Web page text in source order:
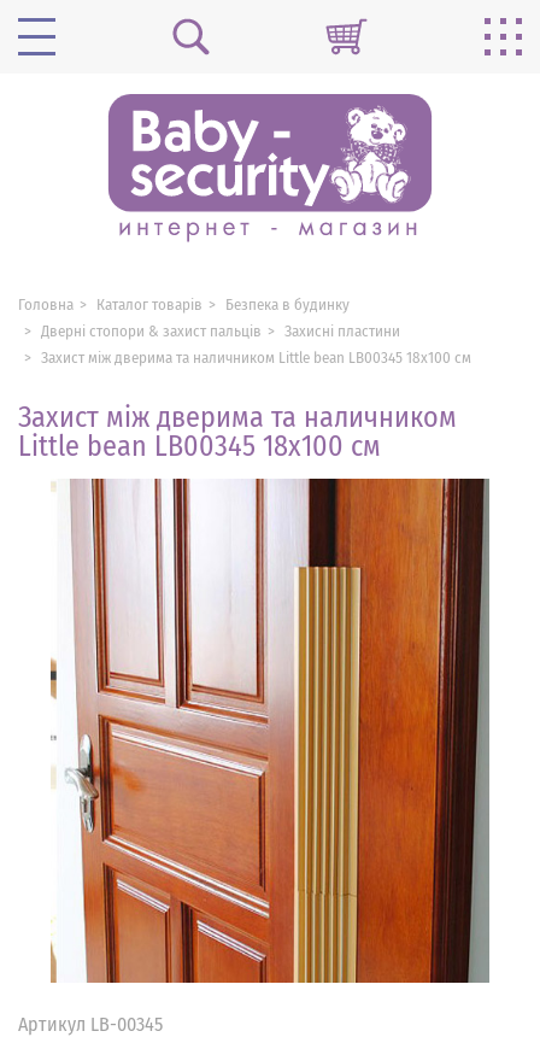
Головна Каталог товарів
Безпека в будинку
Дверні стопори & захист пальців
Захисні пластини
Захист між дверима та наличником Little bean LB00345 18х100 см
Захист між дверима та наличником
Little bean LB00345 18х100 см
Артикул LB-00345